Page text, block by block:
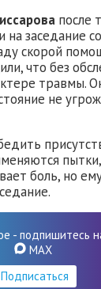
после
на заседание
скорой
что без
травмы.
не
пытки,
боль, но
- подпишитесь
MAX
Подписаться